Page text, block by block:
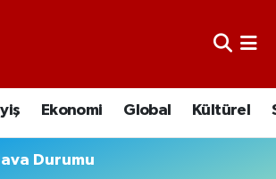
Ekonomi Global Kültürel
Durumu
Eczaneler
Vakitleri